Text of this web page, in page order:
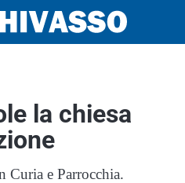
la chiesa
Curia e Parrocchia.